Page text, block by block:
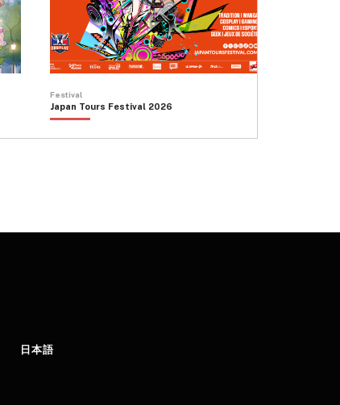
Festival
Japan Tours Festival 2026
日本語